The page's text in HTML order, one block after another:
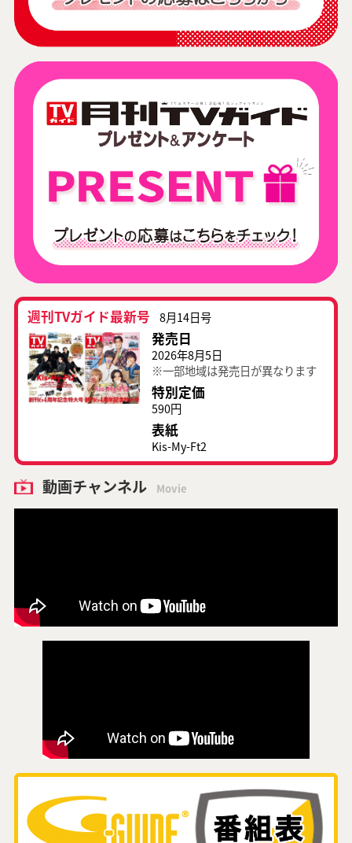
週刊TVガイド最新号 8月14日号
発売日
2026年8月5日
※一部地域は発売日が異なります
特別定価
590円
表紙
Kis-My-Ft2
動画チャンネル Movie